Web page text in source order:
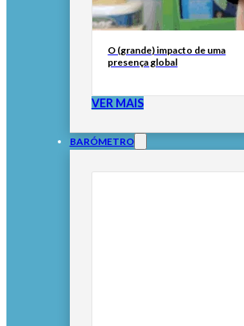
O (grande) impacto de uma
presença global
VER MAIS
BARÓMETRO